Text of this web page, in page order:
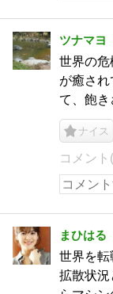
ツナマヨ
世界の危
が癒され
て、飽き
ナイス
コメント
まひはる
世界を
拡散状況